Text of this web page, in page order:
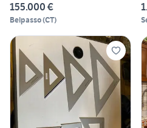
155.000 €
Belpasso(CT)